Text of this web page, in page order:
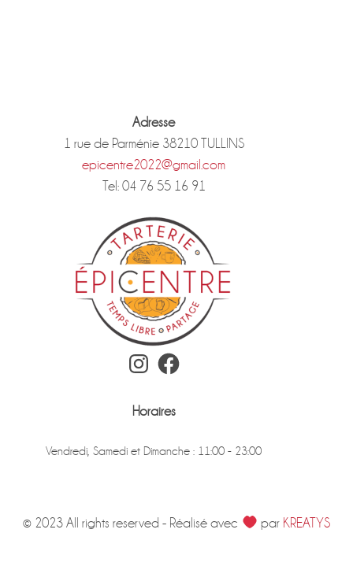
Adresse
1 rue de Parménie 38210 TULLINS
epicentre2022@gmail.com
Tel: 04 76 55 16 91
Instagram Facebook
Horaires
Vendredi, Samedi et Dimanche : 11:00 - 23:00
© 2023 All rights reserved - Réalisé avec par KREATYS